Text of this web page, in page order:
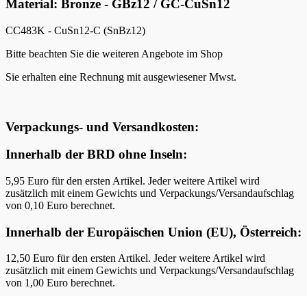
Material: Bronze - GBz12 / GC-CuSn12
CC483K - CuSn12-C (SnBz12)
Bitte beachten Sie die weiteren Angebote im Shop
Sie erhalten eine Rechnung mit ausgewiesener Mwst.
Verpackungs- und Versandkosten:
Innerhalb der BRD ohne Inseln:
5,95 Euro für den ersten Artikel. Jeder weitere Artikel wird
zusätzlich mit einem Gewichts und Verpackungs/Versandaufschlag
von 0,10 Euro berechnet.
Innerhalb der Europäischen Union (EU), Österreich:
12,50 Euro für den ersten Artikel. Jeder weitere Artikel wird
zusätzlich mit einem Gewichts und Verpackungs/Versandaufschlag
von 1,00 Euro berechnet.